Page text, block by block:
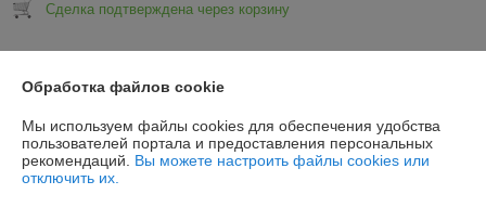
Сделка подтверждена через корзину
О нас
Контакты
Обработка файлов cookie
Мы используем файлы cookies для обеспечения удобства
пользователей портала и предоставления персональных
рекомендаций. Вы можете настроить файлы cookies или
отключить их.